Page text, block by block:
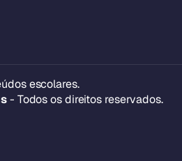
escolares.
- Todos os direitos reservados.